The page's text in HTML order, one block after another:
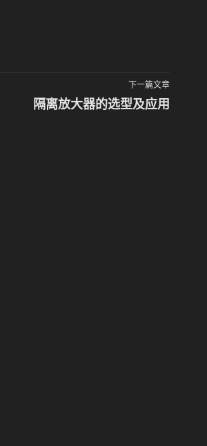
下一篇文章
隔离放大器的选型及应用